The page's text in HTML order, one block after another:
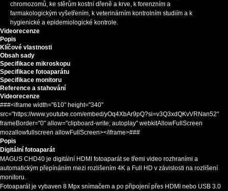
chromozomů, ke stěrům kostní dřeně a krve, k forenzním a
farmakologickým vyšetřením, k veterinárním kontrolním studiím a k
hygienické a epidemiologické kontrole.
Videorecenze
Popis
Klíčové vlastnosti
Obsah sady
Specifikace mikroskopu
Specifikace fotoaparátu
Specifikace monitoru
Reference a stahování
Videorecenze
###<iframe width="610" height="340"
src="https://www.youtube.com/embed/yOq4XbAr9pQ?si=v3Q3xdQKvVRNan52"
frameBorder="0" allow="clipboard-write; autoplay" webkitAllowFullScreen
mozallowfullscreen allowFullScreen></iframe>###
Popis
Digitální fotoaparát
MAGUS CHD40 je digitální HDMI fotoaparát se třemi video rozhraními a
automatickým přepínáním mezi rozlišením 4K a Full HD v závislosti na rozlišení
monitoru.
Fotoaparát je vybaven 8 Mpx snímačem a po připojení přes HDMI nebo USB 3.0